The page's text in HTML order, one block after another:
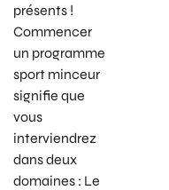
présents !
Commencer
un programme
sport minceur
signifie que
vous
interviendrez
dans deux
domaines : Le